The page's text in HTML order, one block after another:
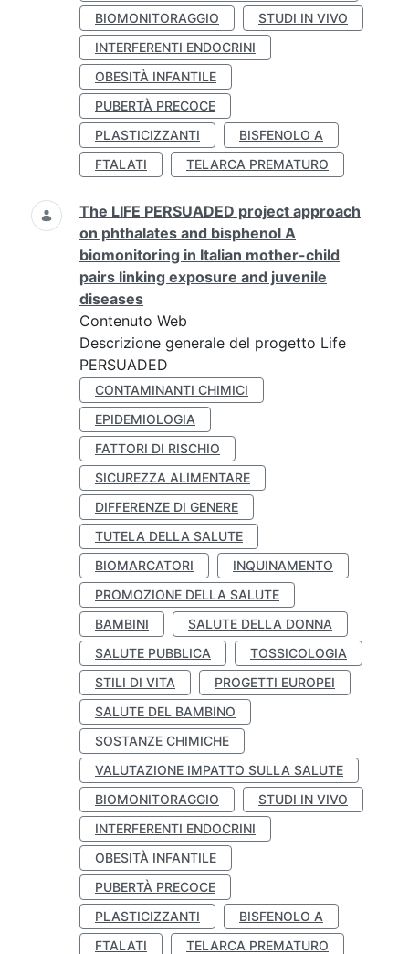
BIOMONITORAGGIO
STUDI IN VIVO
INTERFERENTI ENDOCRINI
OBESITÀ INFANTILE
PUBERTÀ PRECOCE
PLASTICIZZANTI
BISFENOLO A
FTALATI
TELARCA PREMATURO
The LIFE PERSUADED project approach
on phthalates and bisphenol A
biomonitoring in Italian mother-child
pairs linking exposure and juvenile
diseases
Contenuto Web
Descrizione generale del progetto Life
PERSUADED
CONTAMINANTI CHIMICI
EPIDEMIOLOGIA
FATTORI DI RISCHIO
SICUREZZA ALIMENTARE
DIFFERENZE DI GENERE
TUTELA DELLA SALUTE
BIOMARCATORI
INQUINAMENTO
PROMOZIONE DELLA SALUTE
BAMBINI
SALUTE DELLA DONNA
SALUTE PUBBLICA
TOSSICOLOGIA
STILI DI VITA
PROGETTI EUROPEI
SALUTE DEL BAMBINO
SOSTANZE CHIMICHE
VALUTAZIONE IMPATTO SULLA SALUTE
BIOMONITORAGGIO
STUDI IN VIVO
INTERFERENTI ENDOCRINI
OBESITÀ INFANTILE
PUBERTÀ PRECOCE
PLASTICIZZANTI
BISFENOLO A
FTALATI
TELARCA PREMATURO